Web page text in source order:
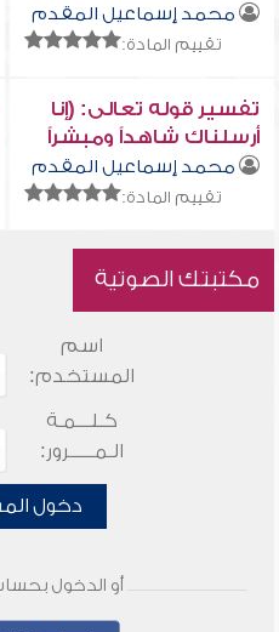
ونذيراً)
محمد إسماعيل المقدم
تقييم المادة:
تفسير قوله تعالى: (إنا
أرسلناك شاهداً ومبشراً
ونذيراً لتؤمنوا بالله
ورسوله)
محمد إسماعيل المقدم
تقييم المادة:
مكتبتك الصوتية
اسم
المستخدم:
كـلـــمـة
الـمـــــرور:
دخول
أو الدخول